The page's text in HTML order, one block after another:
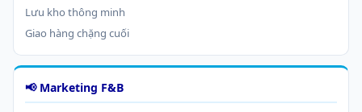
Lưu kho thông minh
Giao hàng chặng cuối
📢 Marketing F&B